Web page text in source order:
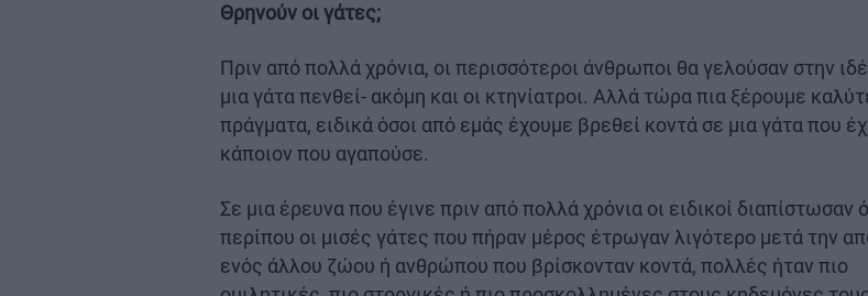
Θρηνούν οι γάτες;
Πριν από πολλά χρόνια, οι περισσότεροι άνθρωποι θα γελούσαν στην
μια γάτα πενθεί- ακόμη και οι κτηνίατροι. Αλλά τώρα πια ξέρουμε
πράγματα, ειδικά όσοι από εμάς έχουμε βρεθεί κοντά σε μια γάτα που
κάποιον που αγαπούσε.
Σε μια έρευνα που έγινε πριν από πολλά χρόνια οι ειδικοί διαπίστωσαν
περίπου οι μισές γάτες που πήραν μέρος έτρωγαν λιγότερο μετά την
ενός άλλου ζώου ή ανθρώπου που βρίσκονταν κοντά, πολλές ήταν πιο